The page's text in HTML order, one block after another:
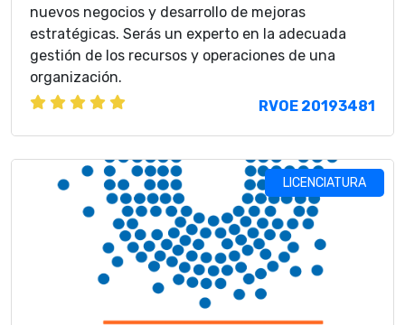
nuevos negocios y desarrollo de mejoras
estratégicas. Serás un experto en la adecuada
gestión de los recursos y operaciones de una
organización.
RVOE 20193481
LICENCIATURA